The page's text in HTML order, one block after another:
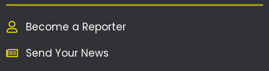
Become a Reporter
Send Your News